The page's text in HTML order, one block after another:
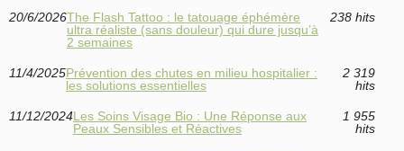
20/6/2026The Flash Tattoo : le tatouage éphémère
ultra réaliste (sans douleur) qui dure jusqu’à
2 semaines
238 hits
11/4/2025Prévention des chutes en milieu hospitalier :
les solutions essentielles
2 319
hits
11/12/2024Les Soins Visage Bio : Une Réponse aux
Peaux Sensibles et Réactives
1 955
hits